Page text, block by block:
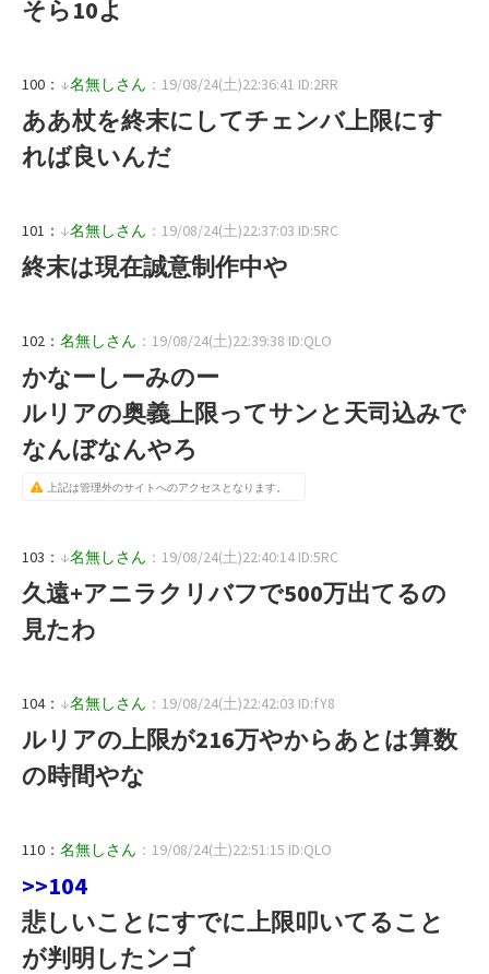
そら10よ
100： ↓名無しさん ：19/08/24(土)22:36:41 ID:2RR
ああ杖を終末にしてチェンバ上限にす
れば良いんだ
101： ↓名無しさん ：19/08/24(土)22:37:03 ID:5RC
終末は現在誠意制作中や
102： 名無しさん ：19/08/24(土)22:39:38 ID:QLO
かなーしーみのー
ルリアの奥義上限ってサンと天司込みで
なんぼなんやろ
上記は管理外のサイトへのアクセスとなります。
103： ↓名無しさん ：19/08/24(土)22:40:14 ID:5RC
久遠+アニラクリバフで500万出てるの
見たわ
104： ↓名無しさん ：19/08/24(土)22:42:03 ID:fY8
ルリアの上限が216万やからあとは算数
の時間やな
110： 名無しさん ：19/08/24(土)22:51:15 ID:QLO
>>104
悲しいことにすでに上限叩いてること
が判明したンゴ